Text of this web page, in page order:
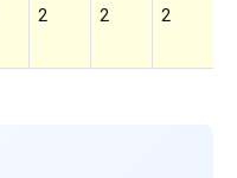
2 2 2